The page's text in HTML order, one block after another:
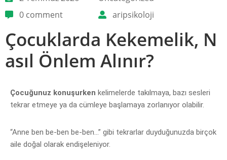
0 comment
aripsikoloji
Çocuklarda Kekemelik, N
asıl Önlem Alınır?
Çocuğunuz konuşurken kelimelerde takılmaya, bazı sesleri
tekrar etmeye ya da cümleye başlamaya zorlanıyor olabilir.
“Anne ben be-ben be-ben…” gibi tekrarlar duyduğunuzda birçok
aile doğal olarak endişeleniyor.